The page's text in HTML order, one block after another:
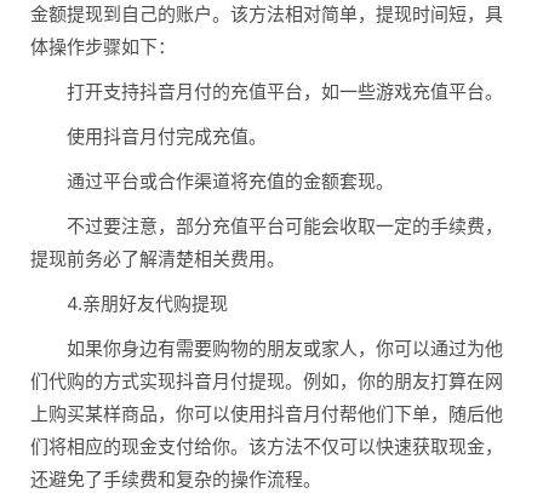
金额提现到自己的账户。该方法相对简单，提现时间短，具
体操作步骤如下：
打开支持抖音月付的充值平台，如一些游戏充值平台。
使用抖音月付完成充值。
通过平台或合作渠道将充值的金额套现。
不过要注意，部分充值平台可能会收取一定的手续费，
提现前务必了解清楚相关费用。
4.亲朋好友代购提现
如果你身边有需要购物的朋友或家人，你可以通过为他
们代购的方式实现抖音月付提现。例如，你的朋友打算在网
上购买某样商品，你可以使用抖音月付帮他们下单，随后他
们将相应的现金支付给你。该方法不仅可以快速获取现金，
还避免了手续费和复杂的操作流程。